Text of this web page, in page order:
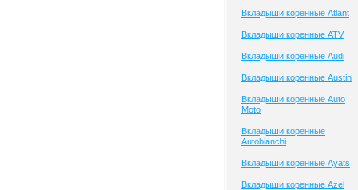
Вкладыши коренные Atlant
Вкладыши коренные ATV
Вкладыши коренные Audi
Вкладыши коренные Austin
Вкладыши коренные Auto
Moto
Вкладыши коренные
Autobianchi
Вкладыши коренные Ayats
Вкладыши коренные Azel